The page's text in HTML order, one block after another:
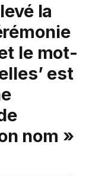
la
le mot-
est
nom »